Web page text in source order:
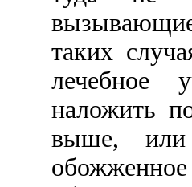
таких
лечебное
наложить
выше, или